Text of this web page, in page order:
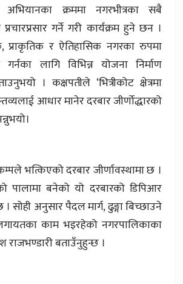
क्रममा नगरभीत्रका सबै
गर्ने गरी कार्यक्रम हुने छन ।
प्राकृतिक र ऐतिहासिक नगरका रुपमा
लागि विभिन्न योजना निर्माण
। कक्षपतीले ‘भित्रीकोट क्षेत्रमा
आधार मानेर दरबार जीर्णोद्धारको
भत्किएको दरबार जीर्णावस्थामा छ ।
पालामा बनेको यो दरबारको डिपिआर
सोही अनुसार पैदल मार्ग, ढुङ्गा बिच्छाउने
काम भइरहेको नगरपालिकाका
राजभण्डारी बताउँनुहुन्छ ।